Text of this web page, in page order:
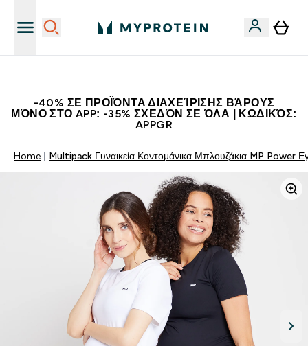
-40% ΣΕ ΠΡΟΪΌΝΤΑ ΔΙΑΧΕΊΡΙΣΗΣ ΒΆΡΟΥΣ
ΜΌΝΟ ΣΤΟ APP: -35% ΣΧΕΔΌΝ ΣΕ ΌΛΑ | ΚΩΔΙΚΌΣ:
APPGR
Home Multipack Γυναικεία Κοντομάνικα Μπλουζάκια MP Power